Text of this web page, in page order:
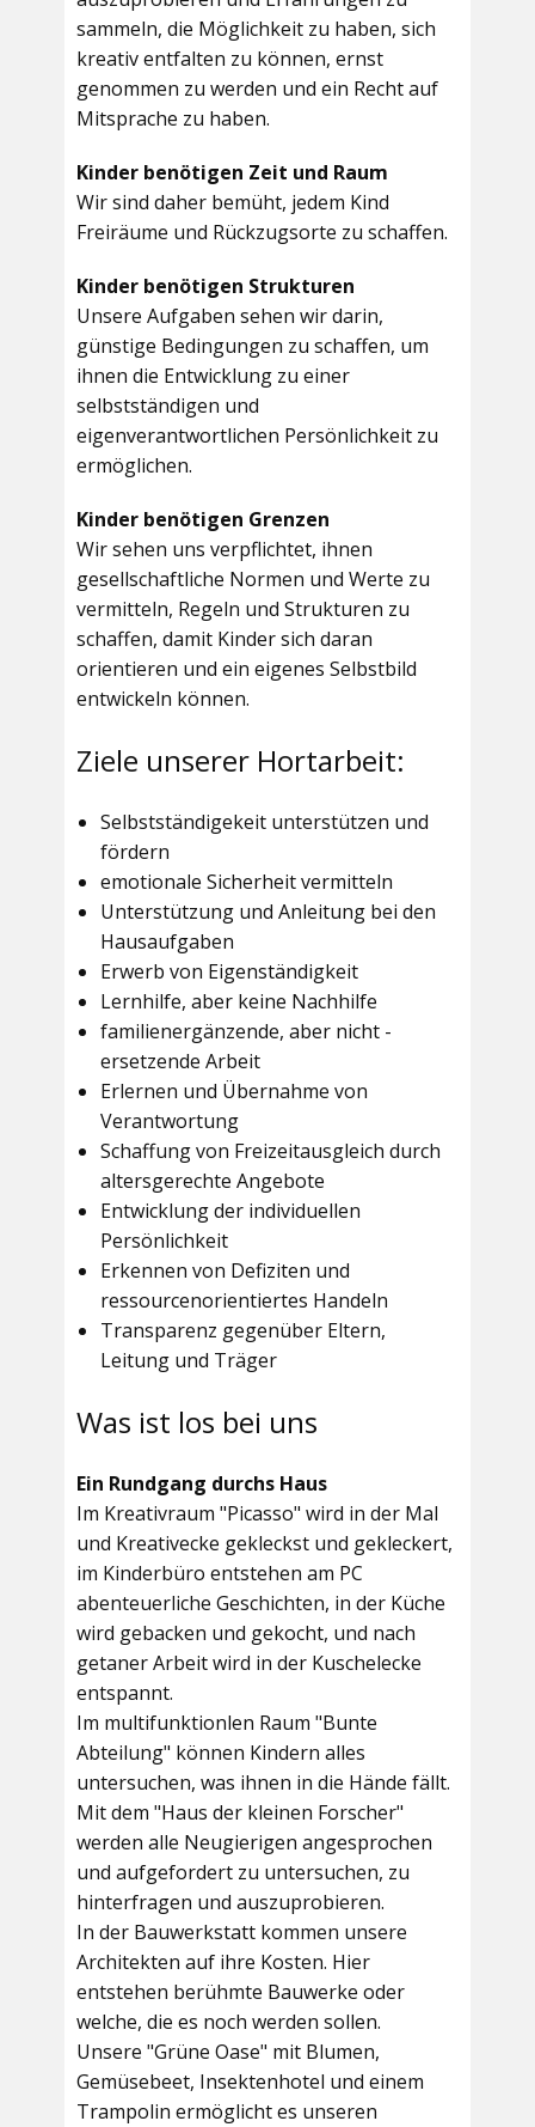
sammeln, die Möglichkeit zu haben, sich
kreativ entfalten zu können, ernst
genommen zu werden und ein Recht auf
Mitsprache zu haben.
Kinder benötigen Zeit und Raum
Wir sind daher bemüht, jedem Kind
Freiräume und Rückzugsorte zu schaffen.
Kinder benötigen Strukturen
Unsere Aufgaben sehen wir darin,
günstige Bedingungen zu schaffen, um
ihnen die Entwicklung zu einer
selbstständigen und
eigenverantwortlichen Persönlichkeit zu
ermöglichen.
Kinder benötigen Grenzen
Wir sehen uns verpflichtet, ihnen
gesellschaftliche Normen und Werte zu
vermitteln, Regeln und Strukturen zu
schaffen, damit Kinder sich daran
orientieren und ein eigenes Selbstbild
entwickeln können.
Ziele unserer Hortarbeit:
Selbstständigekeit unterstützen und
fördern
emotionale Sicherheit vermitteln
Unterstützung und Anleitung bei den
Hausaufgaben
Erwerb von Eigenständigkeit
Lernhilfe, aber keine Nachhilfe
familienergänzende, aber nicht -
ersetzende Arbeit
Erlernen und Übernahme von
Verantwortung
Schaffung von Freizeitausgleich durch
altersgerechte Angebote
Entwicklung der individuellen
Persönlichkeit
Erkennen von Defiziten und
ressourcenorientiertes Handeln
Transparenz gegenüber Eltern,
Leitung und Träger
Was ist los bei uns
Ein Rundgang durchs Haus
Im Kreativraum "Picasso" wird in der Mal
und Kreativecke gekleckst und gekleckert,
im Kinderbüro entstehen am PC
abenteuerliche Geschichten, in der Küche
wird gebacken und gekocht, und nach
getaner Arbeit wird in der Kuschelecke
entspannt.
Im multifunktionlen Raum "Bunte
Abteilung" können Kindern alles
untersuchen, was ihnen in die Hände fällt.
Mit dem "Haus der kleinen Forscher"
werden alle Neugierigen angesprochen
und aufgefordert zu untersuchen, zu
hinterfragen und auszuprobieren.
In der Bauwerkstatt kommen unsere
Architekten auf ihre Kosten. Hier
entstehen berühmte Bauwerke oder
welche, die es noch werden sollen.
Unsere "Grüne Oase" mit Blumen,
Gemüsebeet, Insektenhotel und einem
Trampolin ermöglicht es unseren